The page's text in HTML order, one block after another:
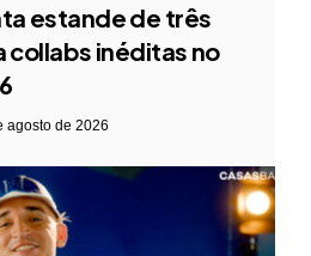
estande de três
collabs inéditas no
agosto de 2026